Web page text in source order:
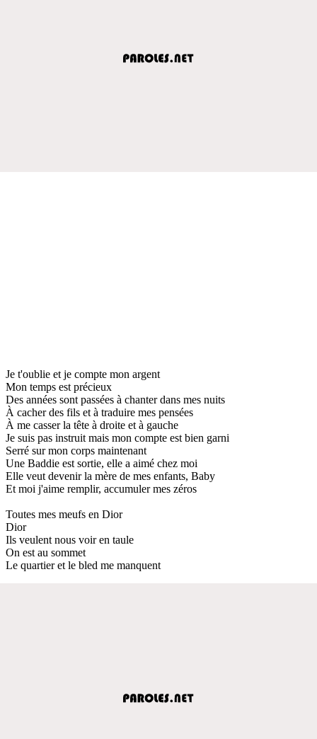
Je t'oublie et je compte mon argent
Mon temps est précieux
Des années sont passées à chanter dans mes nuits
À cacher des fils et à traduire mes pensées
À me casser la tête à droite et à gauche
Je suis pas instruit mais mon compte est bien garni
Serré sur mon corps maintenant
Une Baddie est sortie, elle a aimé chez moi
Elle veut devenir la mère de mes enfants, Baby
Et moi j'aime remplir, accumuler mes zéros
Toutes mes meufs en Dior
Dior
Ils veulent nous voir en taule
On est au sommet
Le quartier et le bled me manquent